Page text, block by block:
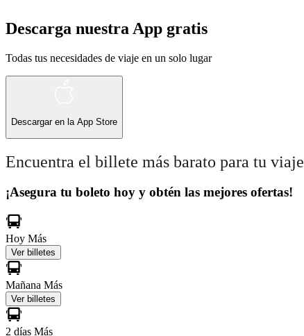
Descarga nuestra App gratis
Todas tus necesidades de viaje en un solo lugar
Descargar en la App Store
Encuentra el billete más barato para tu viaje
¡Asegura tu boleto hoy y obtén las mejores ofertas!
Hoy Más
Ver billetes
Mañana Más
Ver billetes
2 días Más